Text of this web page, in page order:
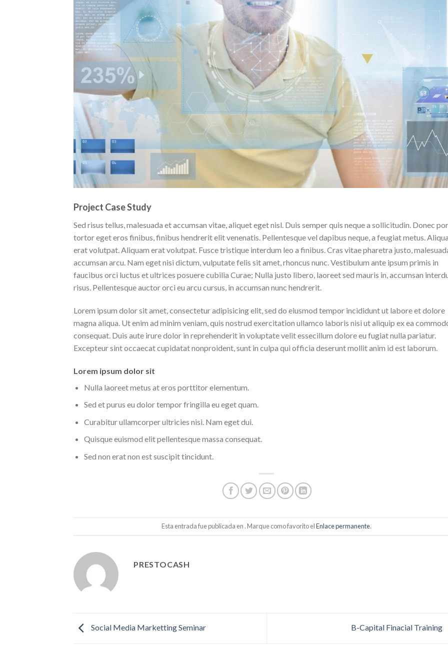
Project Case Study
Sed risus tellus, malesuada et accumsan vitae, aliquet eget nisl. Duis semper quis neque a sollicitudin. Donec
tortor eget eros finibus, finibus hendrerit elit venenatis. Pellentesque vel dapibus neque, a feugiat metus.
erat volutpat. Aliquam erat volutpat. Fusce tristique interdum leo a finibus. Cras vitae pharetra justo,
accumsan arcu. Nam eget nisi dictum, vulputate felis sit amet, rhoncus nunc. Vestibulum ante ipsum primis in
faucibus orci luctus et ultrices posuere cubilia Curae; Nulla justo libero, laoreet sed mauris in, accumsan
risus. Pellentesque auctor orci eu arcu cursus, in accumsan nunc hendrerit.
Lorem ipsum dolor sit amet, consectetur adipisicing elit, sed do eiusmod tempor incididunt ut labore et dolore
magna aliqua. Ut enim ad minim veniam, quis nostrud exercitation ullamco laboris nisi ut aliquip ex ea
consequat. Duis aute irure dolor in reprehenderit in voluptate velit essecillum dolore eu fugiat nulla pariatur.
Excepteur sint occaecat cupidatat nonproident, sunt in culpa qui officia deserunt mollit anim id est laborum.
Lorem ipsum dolor sit
Nulla laoreet metus at eros porttitor elementum.
Sed et purus eu dolor tempor fringilla eu eget quam.
Curabitur ullamcorper ultricies nisi. Nam eget dui.
Quisque euismod elit pellentesque massa consequat.
Sed non erat non est suscipit tincidunt.
Esta entrada fue publicada en . Marque como favorito elEnlace permanente.
PRESTOCASH
Social Media Marketting Seminar B-Capital Finacial Training